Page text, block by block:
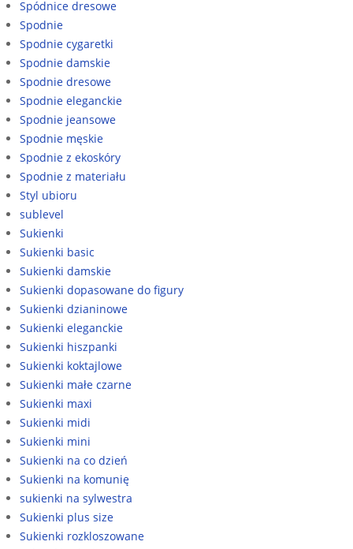
Spódnice dresowe
Spodnie
Spodnie cygaretki
Spodnie damskie
Spodnie dresowe
Spodnie eleganckie
Spodnie jeansowe
Spodnie męskie
Spodnie z ekoskóry
Spodnie z materiału
Styl ubioru
sublevel
Sukienki
Sukienki basic
Sukienki damskie
Sukienki dopasowane do figury
Sukienki dzianinowe
Sukienki eleganckie
Sukienki hiszpanki
Sukienki koktajlowe
Sukienki małe czarne
Sukienki maxi
Sukienki midi
Sukienki mini
Sukienki na co dzień
Sukienki na komunię
sukienki na sylwestra
Sukienki plus size
Sukienki rozkloszowane